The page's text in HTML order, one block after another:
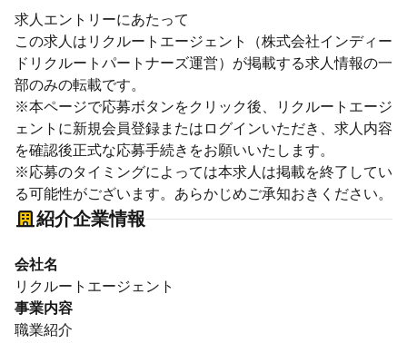
求人エントリーにあたって
この求人はリクルートエージェント（株式会社インディー
ドリクルートパートナーズ運営）が掲載する求人情報の一
部のみの転載です。
※本ページで応募ボタンをクリック後、リクルートエージ
ェントに新規会員登録またはログインいただき、求人内容
を確認後正式な応募手続きをお願いいたします。
※応募のタイミングによっては本求人は掲載を終了してい
る可能性がございます。あらかじめご承知おきください。
紹介企業情報
会社名
リクルートエージェント
事業内容
職業紹介